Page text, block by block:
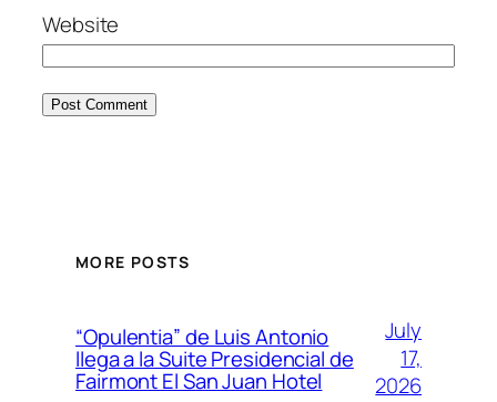
Website
MORE POSTS
“Opulentia” de Luis Antonio
llega a la Suite Presidencial de
Fairmont El San Juan Hotel
July
17,
2026